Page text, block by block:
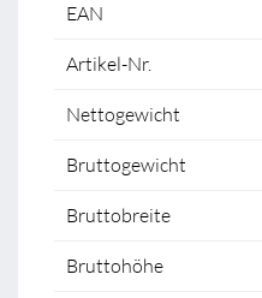
EAN
Artikel-Nr.
Nettogewicht
Bruttogewicht
Bruttobreite
Bruttohöhe